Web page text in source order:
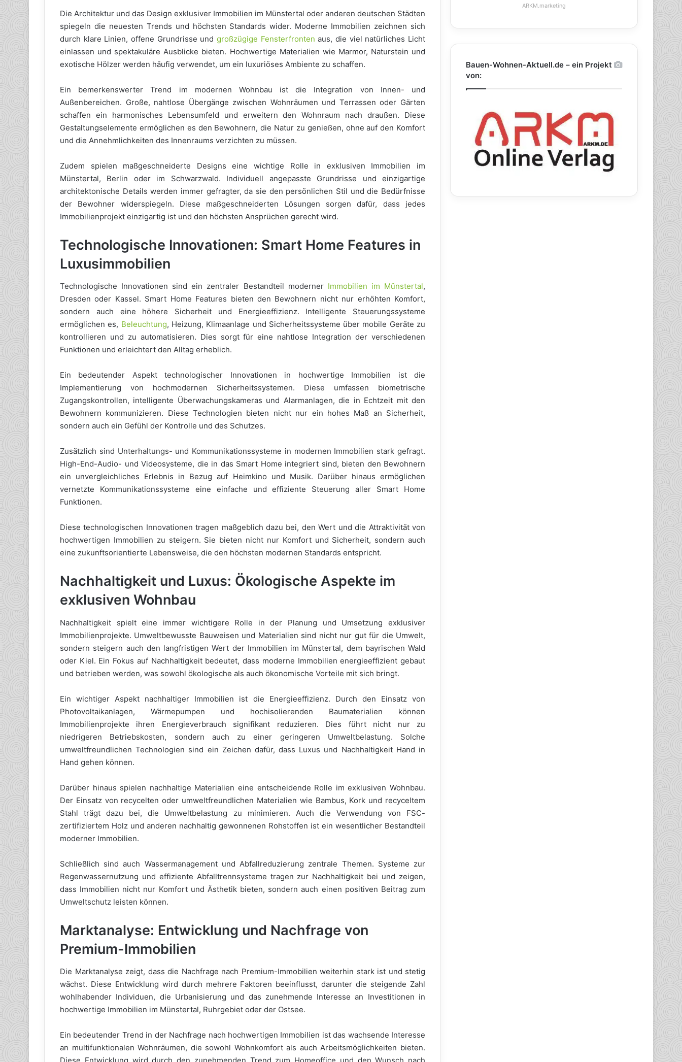
Die Architektur und das Design exklusiver Immobilien im Münstertal oder anderen deutschen Städten
spiegeln die neuesten Trends und höchsten Standards wider. Moderne Immobilien zeichnen sich
durch klare Linien, offene Grundrisse und großzügige Fensterfronten aus, die viel natürliches Licht
einlassen und spektakuläre Ausblicke bieten. Hochwertige Materialien wie Marmor, Naturstein und
exotische Hölzer werden häufig verwendet, um ein luxuriöses Ambiente zu schaffen.
Ein bemerkenswerter Trend im modernen Wohnbau ist die Integration von Innen- und
Außenbereichen. Große, nahtlose Übergänge zwischen Wohnräumen und Terrassen oder Gärten
schaffen ein harmonisches Lebensumfeld und erweitern den Wohnraum nach draußen. Diese
Gestaltungselemente ermöglichen es den Bewohnern, die Natur zu genießen, ohne auf den Komfort
und die Annehmlichkeiten des Innenraums verzichten zu müssen.
Zudem spielen maßgeschneiderte Designs eine wichtige Rolle in exklusiven Immobilien im
Münstertal, Berlin oder im Schwarzwald. Individuell angepasste Grundrisse und einzigartige
architektonische Details werden immer gefragter, da sie den persönlichen Stil und die Bedürfnisse
der Bewohner widerspiegeln. Diese maßgeschneiderten Lösungen sorgen dafür, dass jedes
Immobilienprojekt einzigartig ist und den höchsten Ansprüchen gerecht wird.
Technologische Innovationen: Smart Home Features in
Luxusimmobilien
Technologische Innovationen sind ein zentraler Bestandteil moderner Immobilien im Münstertal,
Dresden oder Kassel. Smart Home Features bieten den Bewohnern nicht nur erhöhten Komfort,
sondern auch eine höhere Sicherheit und Energieeffizienz. Intelligente Steuerungssysteme
ermöglichen es, Beleuchtung, Heizung, Klimaanlage und Sicherheitssysteme über mobile Geräte zu
kontrollieren und zu automatisieren. Dies sorgt für eine nahtlose Integration der verschiedenen
Funktionen und erleichtert den Alltag erheblich.
Ein bedeutender Aspekt technologischer Innovationen in hochwertige Immobilien ist die
Implementierung von hochmodernen Sicherheitssystemen. Diese umfassen biometrische
Zugangskontrollen, intelligente Überwachungskameras und Alarmanlagen, die in Echtzeit mit den
Bewohnern kommunizieren. Diese Technologien bieten nicht nur ein hohes Maß an Sicherheit,
sondern auch ein Gefühl der Kontrolle und des Schutzes.
Zusätzlich sind Unterhaltungs- und Kommunikationssysteme in modernen Immobilien stark gefragt.
High-End-Audio- und Videosysteme, die in das Smart Home integriert sind, bieten den Bewohnern
ein unvergleichliches Erlebnis in Bezug auf Heimkino und Musik. Darüber hinaus ermöglichen
vernetzte Kommunikationssysteme eine einfache und effiziente Steuerung aller Smart Home
Funktionen.
Diese technologischen Innovationen tragen maßgeblich dazu bei, den Wert und die Attraktivität von
hochwertigen Immobilien zu steigern. Sie bieten nicht nur Komfort und Sicherheit, sondern auch
eine zukunftsorientierte Lebensweise, die den höchsten modernen Standards entspricht.
Nachhaltigkeit und Luxus: Ökologische Aspekte im
exklusiven Wohnbau
Nachhaltigkeit spielt eine immer wichtigere Rolle in der Planung und Umsetzung exklusiver
Immobilienprojekte. Umweltbewusste Bauweisen und Materialien sind nicht nur gut für die Umwelt,
sondern steigern auch den langfristigen Wert der Immobilien im Münstertal, dem bayrischen Wald
oder Kiel. Ein Fokus auf Nachhaltigkeit bedeutet, dass moderne Immobilien energieeffizient gebaut
und betrieben werden, was sowohl ökologische als auch ökonomische Vorteile mit sich bringt.
Ein wichtiger Aspekt nachhaltiger Immobilien ist die Energieeffizienz. Durch den Einsatz von
Photovoltaikanlagen, Wärmepumpen und hochisolierenden Baumaterialien können
Immobilienprojekte ihren Energieverbrauch signifikant reduzieren. Dies führt nicht nur zu
niedrigeren Betriebskosten, sondern auch zu einer geringeren Umweltbelastung. Solche
umweltfreundlichen Technologien sind ein Zeichen dafür, dass Luxus und Nachhaltigkeit Hand in
Hand gehen können.
Darüber hinaus spielen nachhaltige Materialien eine entscheidende Rolle im exklusiven Wohnbau.
Der Einsatz von recycelten oder umweltfreundlichen Materialien wie Bambus, Kork und recyceltem
Stahl trägt dazu bei, die Umweltbelastung zu minimieren. Auch die Verwendung von FSC-
zertifiziertem Holz und anderen nachhaltig gewonnenen Rohstoffen ist ein wesentlicher Bestandteil
moderner Immobilien.
Schließlich sind auch Wassermanagement und Abfallreduzierung zentrale Themen. Systeme zur
Regenwassernutzung und effiziente Abfalltrennsysteme tragen zur Nachhaltigkeit bei und zeigen,
dass Immobilien nicht nur Komfort und Ästhetik bieten, sondern auch einen positiven Beitrag zum
Umweltschutz leisten können.
Marktanalyse: Entwicklung und Nachfrage von
Premium-Immobilien
Die Marktanalyse zeigt, dass die Nachfrage nach Premium-Immobilien weiterhin stark ist und stetig
wächst. Diese Entwicklung wird durch mehrere Faktoren beeinflusst, darunter die steigende Zahl
wohlhabender Individuen, die Urbanisierung und das zunehmende Interesse an Investitionen in
hochwertige Immobilien im Münstertal, Ruhrgebiet oder der Ostsee.
Ein bedeutender Trend in der Nachfrage nach hochwertigen Immobilien ist das wachsende Interesse
an multifunktionalen Wohnräumen, die sowohl Wohnkomfort als auch Arbeitsmöglichkeiten bieten.
ARKM.marketing
Bauen-Wohnen-Aktuell.de – ein Projekt
von: